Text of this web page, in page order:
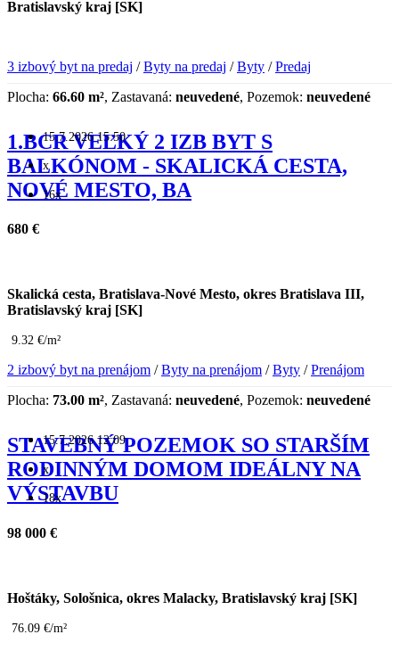
Bratislavský kraj [SK]
3 izbový byt na predaj /Byty na predaj /Byty /Predaj
Plocha: 66.60 m², Zastavaná: neuvedené, Pozemok: neuvedené
15.7.2026 15:50
x
16x
1.BCR VEĽKÝ 2 IZB BYT S
BALKÓNOM - SKALICKÁ CESTA,
NOVÉ MESTO, BA
680 €
Skalická cesta, Bratislava-Nové Mesto, okres Bratislava III,
Bratislavský kraj [SK]
9.32 €/m²
2 izbový byt na prenájom /Byty na prenájom /Byty /Prenájom
Plocha: 73.00 m², Zastavaná: neuvedené, Pozemok: neuvedené
15.7.2026 12:09
x
18x
STAVEBNÝ POZEMOK SO STARŠÍM
RODINNÝM DOMOM IDEÁLNY NA
VÝSTAVBU
98 000 €
Hoštáky, Sološnica, okres Malacky, Bratislavský kraj [SK]
76.09 €/m²